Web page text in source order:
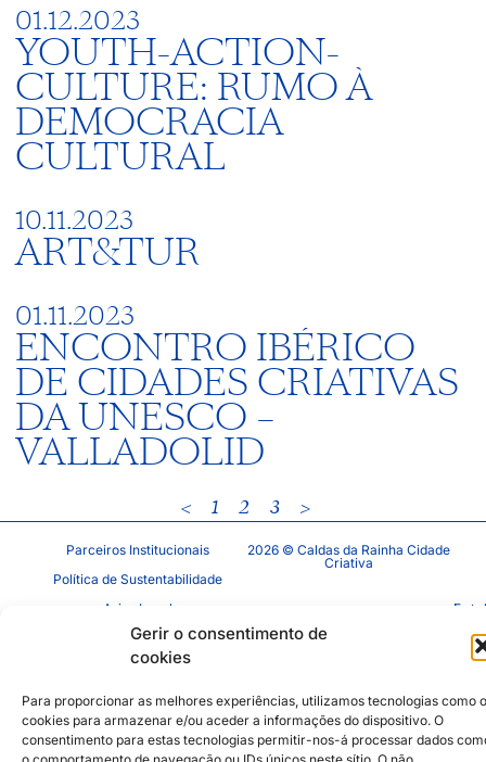
Gerir o consentimento de
cookies
Para proporcionar as melhores experiências, utilizamos tecnologias como
cookies para armazenar e/ou aceder a informações do dispositivo. O
consentimento para estas tecnologias permitir-nos-á processar dados
01.12.2023
YOUTH-ACTION-
CULTURE: RUMO À
DEMOCRACIA
CULTURAL
10.11.2023
ART&TUR
01.11.2023
ENCONTRO IBÉRICO
DE CIDADES CRIATIVAS
DA UNESCO –
VALLADOLID
< 1 2 3 >
Parceiros Institucionais
Política de Sustentabilidade
Aviso Legal
Política de Privacidade
Política de Cookies
2026 © Caldas da Rainha Cidade
Criativa